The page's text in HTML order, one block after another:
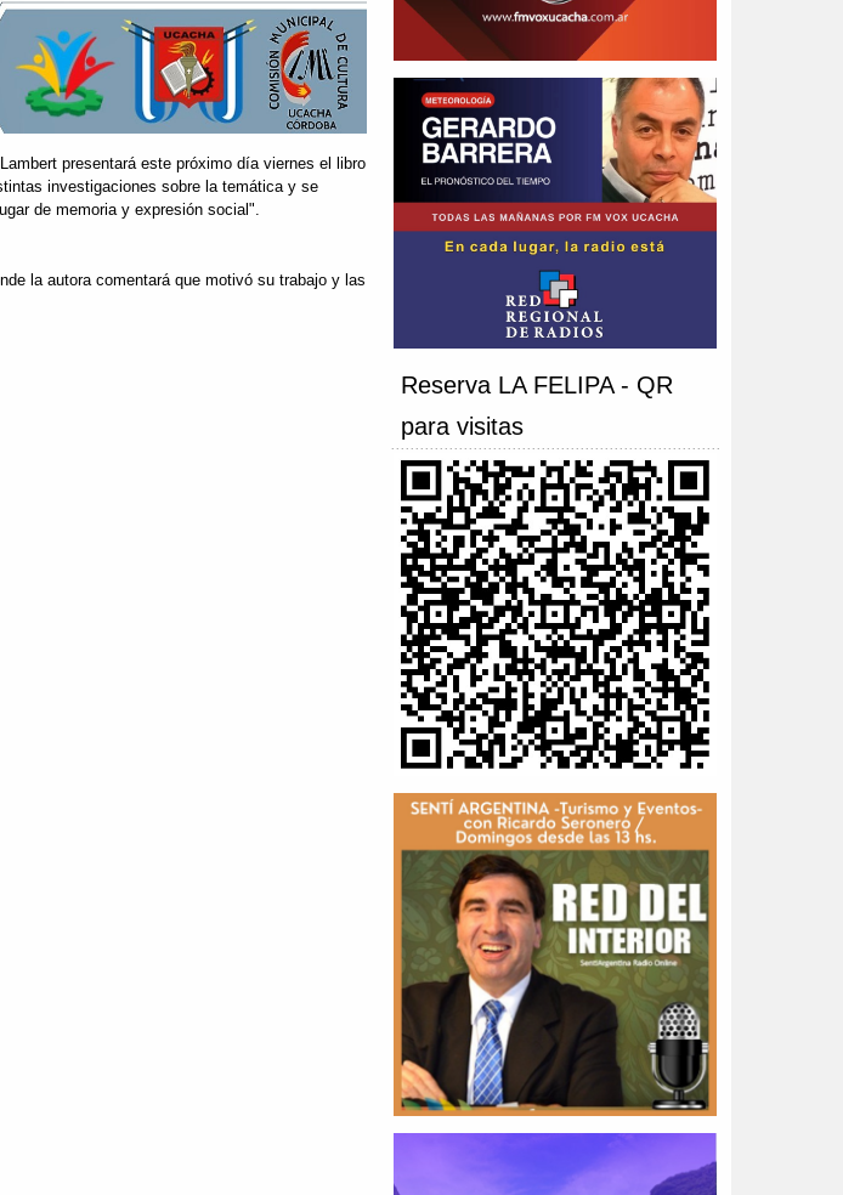
presentará este próximo día viernes el libro
investigaciones sobre la temática y se
de memoria y expresión social".
la autora comentará que motivó su trabajo y las
Reserva LA FELIPA - QR
para visitas